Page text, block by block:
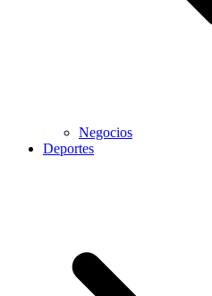
Negocios
Deportes